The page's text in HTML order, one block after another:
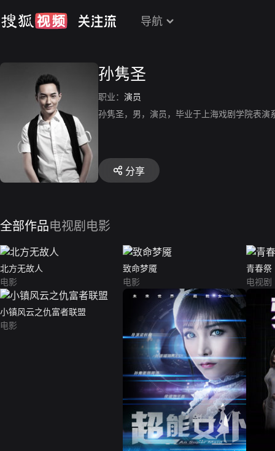
导航
孙隽圣
职业： 演员
孙隽圣，男，演员，毕业于上海戏剧学院表
分享
全部作品电视剧 电影
北方无故人
电影
致命梦魇
电影
青春祭
电视剧
小镇风云之仇富者联盟
电影